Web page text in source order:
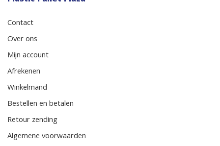
Contact
Over ons
Mijn account
Afrekenen
Winkelmand
Bestellen en betalen
Retour zending
Algemene voorwaarden